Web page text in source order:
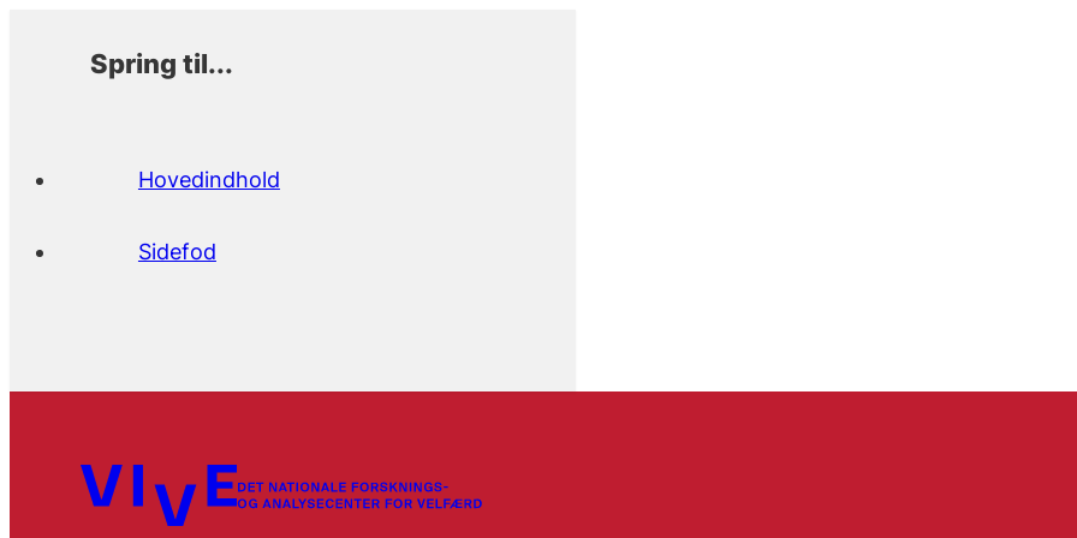
Spring til...
Hovedindhold
Sidefod